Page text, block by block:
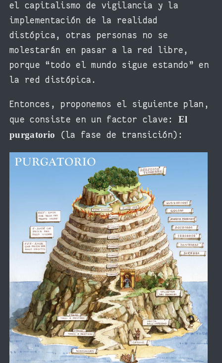
el capitalismo de vigilancia y la
implementación de la realidad
distópica, otras personas no se
molestarán en pasar a la red libre,
porque “todo el mundo sigue estando” en
la red distópica.
Entonces, proponemos el siguiente plan,
que consiste en un factor clave: El
purgatorio (la fase de transición):